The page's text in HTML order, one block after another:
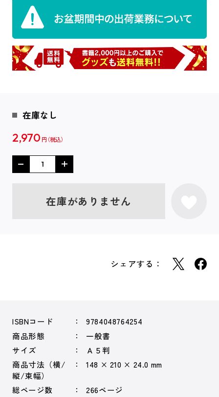
在庫なし
2,970 円
在庫がありません
シェアする：
ISBNコード
9784048764254
商品形態
一般書
サイズ
Ａ５判
商品寸法（横/
縦/束幅）
148 × 210 × 24.0 mm
総ページ数 266ページ